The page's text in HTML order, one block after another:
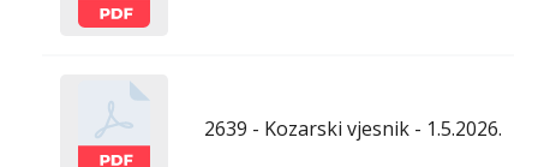
2639 - Kozarski vjesnik - 1.5.2026.